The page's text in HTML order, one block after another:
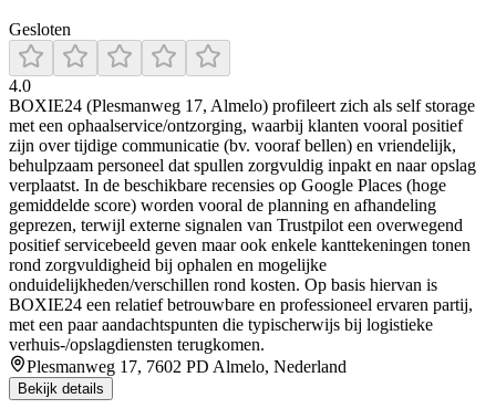
Gesloten
4.0
BOXIE24 (Plesmanweg 17, Almelo) profileert zich als self storage
met een ophaalservice/ontzorging, waarbij klanten vooral positief
zijn over tijdige communicatie (bv. vooraf bellen) en vriendelijk,
behulpzaam personeel dat spullen zorgvuldig inpakt en naar opslag
verplaatst. In de beschikbare recensies op Google Places (hoge
gemiddelde score) worden vooral de planning en afhandeling
geprezen, terwijl externe signalen van Trustpilot een overwegend
positief servicebeeld geven maar ook enkele kanttekeningen tonen
rond zorgvuldigheid bij ophalen en mogelijke
onduidelijkheden/verschillen rond kosten. Op basis hiervan is
BOXIE24 een relatief betrouwbare en professioneel ervaren partij,
met een paar aandachtspunten die typischerwijs bij logistieke
verhuis-/opslagdiensten terugkomen.
Plesmanweg 17, 7602 PD Almelo, Nederland
Bekijk details